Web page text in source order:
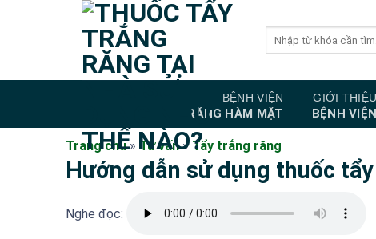
BỆNH VIỆN
RĂNG HÀM MẶT
GIỚI THIỆU
BỆNH VIỆN
Trang chủ» Tư vấn» Tẩy trắng răng
Hướng dẫn sử dụng thuốc
Nghe đọc: